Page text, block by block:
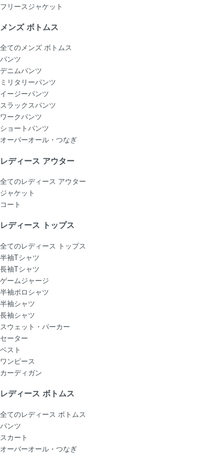
フリースジャケット
メンズ ボトムス
全てのメンズ ボトムス
パンツ
デニムパンツ
ミリタリーパンツ
イージーパンツ
スラックスパンツ
ワークパンツ
ショートパンツ
オーバーオール・つなぎ
レディース アウター
全てのレディース アウター
ジャケット
コート
レディース トップス
全てのレディース トップス
半袖Tシャツ
長袖Tシャツ
ゲームジャージ
半袖ポロシャツ
半袖シャツ
長袖シャツ
スウェット・パーカー
セーター
ベスト
ワンピース
カーディガン
レディース ボトムス
全てのレディース ボトムス
パンツ
スカート
オーバーオール・つなぎ